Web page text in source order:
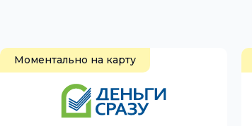
Моментально на карту